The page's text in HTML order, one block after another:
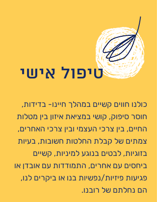
טיפול אישי
כולנו חווים קשיים במהלך חיינו- בדידות,
חוסר סיפוק, קושי במציאת איזון בין מטלות
החיים, בין צרכי העצמי ובין צרכי האחרים,
צמתים של קבלת החלטות חשובות, בעיות
בזוגיות, לבטים בנוגע למיניות, קשיים
ביחסים עם אחרים, התמודדות עם אובדן או
פגיעות פיזיות/נפשיות בנו או ביקרים לנו,
הם נחלתם של רובנו.